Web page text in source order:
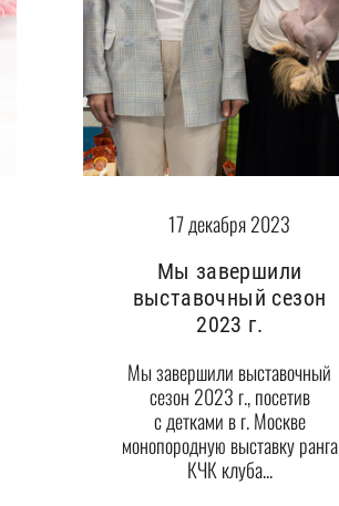
17 декабря 2023
Мы завершили
выставочный сезон
2023 г.
Мы завершили выставочный
сезон 2023 г., посетив
с детками в г. Москве
монопородную выставку ранга
КЧК клуба...